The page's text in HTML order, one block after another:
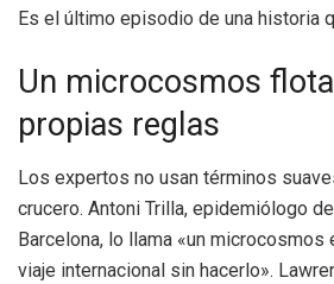
Es el último episodio de una historia
Un microcosmos
propias reglas
Los expertos no usan términos
crucero. Antoni Trilla, epidemiólogo
Barcelona, lo llama «un microcosmos
viaje internacional sin hacerlo».